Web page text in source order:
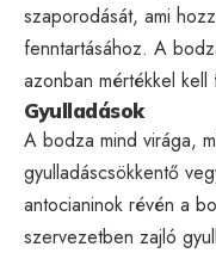
szaporodását, ami
fenntartásához. A
azonban mértékkel kell
Gyulladások
A bodza mind virága,
gyulladáscsökkentő
antocianinok révén a
szervezetben zajló